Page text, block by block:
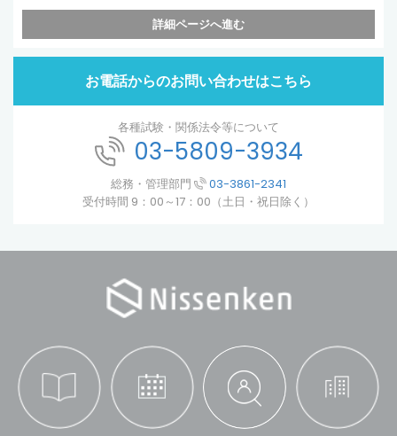
詳細ページへ進む
お電話からのお問い合わせはこちら
各種試験・関係法令等について
03-5809-3934
総務・管理部門
03-3861-2341
受付時間 9：00～17：00（土日・祝日除く）